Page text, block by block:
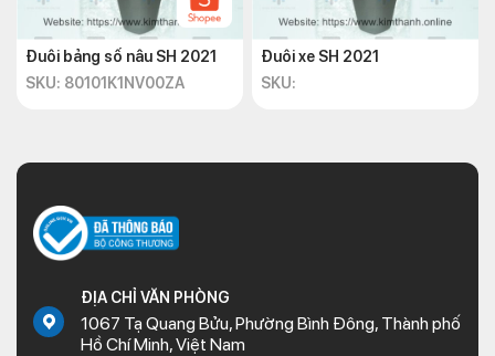
Đuôi bảng số nâu SH 2021
SKU: 80101K1NV00ZA
Đuôi xe SH 2021
SKU:
ĐỊA CHỈ VĂN PHÒNG
1067 Tạ Quang Bửu, Phường Bình Đông, Thành phố
Hồ Chí Minh, Việt Nam